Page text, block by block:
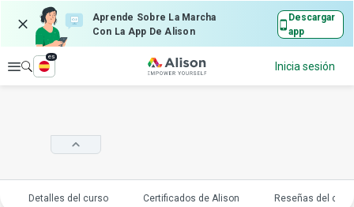
Aprende Sobre La Marcha
Con La App De Alison
Descargar
app
Explorar
es
Inicia sesión
Detalles del curso Certificados de Alison Reseñas del